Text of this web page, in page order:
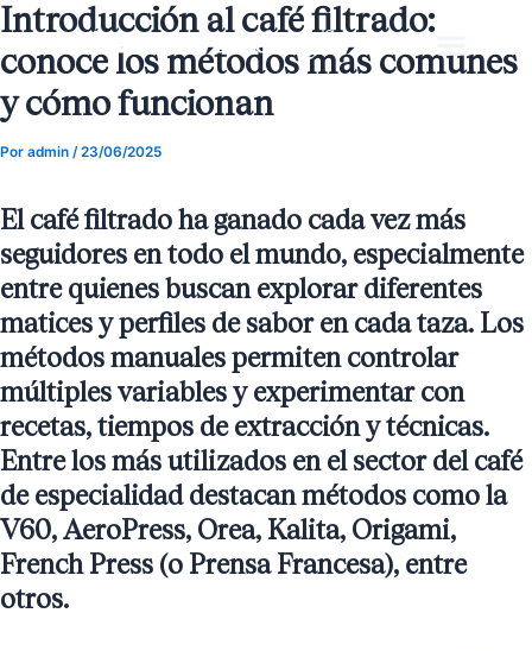
Ir
contenido
Introducción al café filtrado:
conoce los métodos más comunes
y cómo funcionan
Por admin /23/06/2025
El café filtrado ha ganado cada vez más
seguidores en todo el mundo, especialmente
entre quienes buscan explorar diferentes
matices y perfiles de sabor en cada taza. Los
métodos manuales permiten controlar
múltiples variables y experimentar con
recetas, tiempos de extracción y técnicas.
Entre los más utilizados en el sector del café
de especialidad destacan métodos como la
V60, AeroPress, Orea, Kalita, Origami,
French Press (o Prensa Francesa), entre
otros.
Navegación
entradas